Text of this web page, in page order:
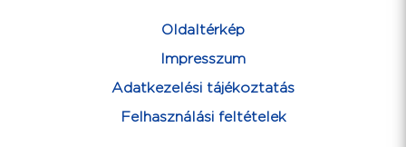
Oldaltérkép
Impresszum
Adatkezelési tájékoztatás
Felhasználási feltételek